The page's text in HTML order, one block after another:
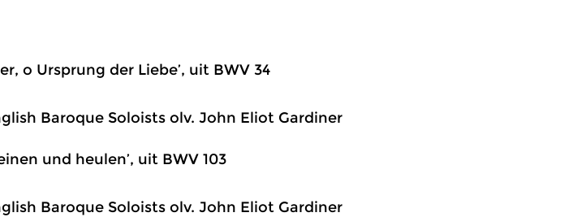
o Ursprung der Liebe’, uit BWV 34
Baroque Soloists olv. John Eliot Gardiner
und heulen’, uit BWV 103
Baroque Soloists olv. John Eliot Gardiner